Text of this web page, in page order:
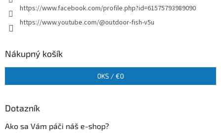
https://www.facebook.com/profile.php?id=61575793989090
https://www.youtube.com/@outdoor-fish-v5u
Nákupný košík
0KS /€0
Dotazník
Ako sa Vám páči náš e-shop?